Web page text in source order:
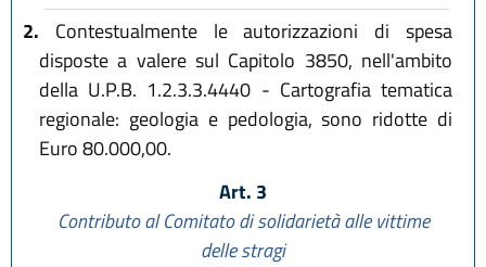
2. Contestualmente le autorizzazioni di spesa
disposte a valere sul Capitolo 3850, nell'ambito
della U.P.B. 1.2.3.3.4440 - Cartografia tematica
regionale: geologia e pedologia, sono ridotte di
Euro 80.000,00.
Art. 3
Contributo al Comitato di solidarietà alle vittime
delle stragi